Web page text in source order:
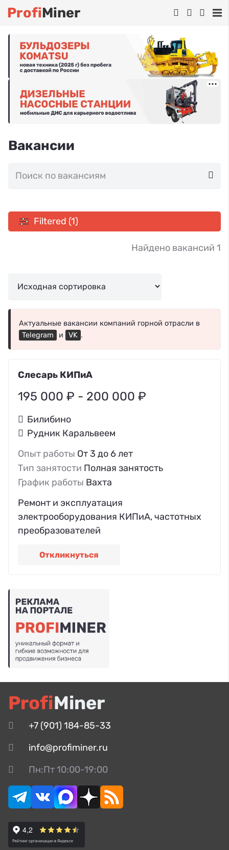
ProfiMiner
Вакансии
Filtered (1)
Найдено вакансий 1
Актуальные вакансии компаний горной отрасли в
Telegram
и VK .
Слесарь КИПиА
195 000 ₽ - 200 000 ₽
Билибино
Рудник Каральвеем
Опыт работы От 3 до 6 лет
Тип занятости Полная занятость
График работы Вахта
Ремонт и эксплуатация
электрооборудования КИПиА, частотных
преобразователей
Откликнуться
ProfiMiner
+7 (901) 184-85-33
info@profiminer.ru
Пн:Пт 10:00-19:00